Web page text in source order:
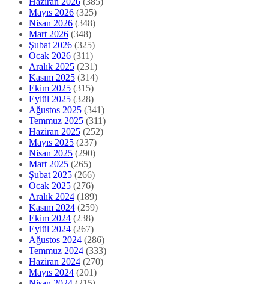
Mayıs 2026 (325)
Nisan 2026 (348)
Mart 2026 (348)
Şubat 2026 (325)
Ocak 2026 (311)
Aralık 2025 (231)
Kasım 2025 (314)
Ekim 2025 (315)
Eylül 2025 (328)
Ağustos 2025 (341)
Temmuz 2025 (311)
Haziran 2025 (252)
Mayıs 2025 (237)
Nisan 2025 (290)
Mart 2025 (265)
Şubat 2025 (266)
Ocak 2025 (276)
Aralık 2024 (189)
Kasım 2024 (259)
Ekim 2024 (238)
Eylül 2024 (267)
Ağustos 2024 (286)
Temmuz 2024 (333)
Haziran 2024 (270)
Mayıs 2024 (201)